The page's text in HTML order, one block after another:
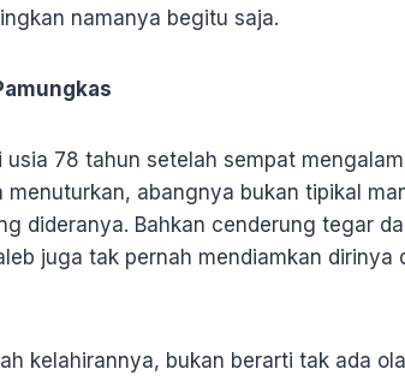
namanya begitu saja.
78 tahun setelah sempat
abangnya bukan tipikal
dideranya. Bahkan cenderung tegar
juga tak pernah mendiamkan dirinya
kelahirannya, bukan berarti tak ada